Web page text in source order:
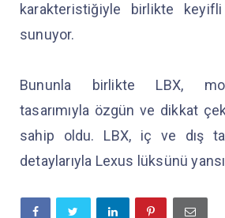
karakteristiğiyle birlikte
sunuyor.
Bununla birlikte LBX,
tasarımıyla özgün ve dikkat
sahip oldu. LBX, iç ve dış
detaylarıyla Lexus lüksünü